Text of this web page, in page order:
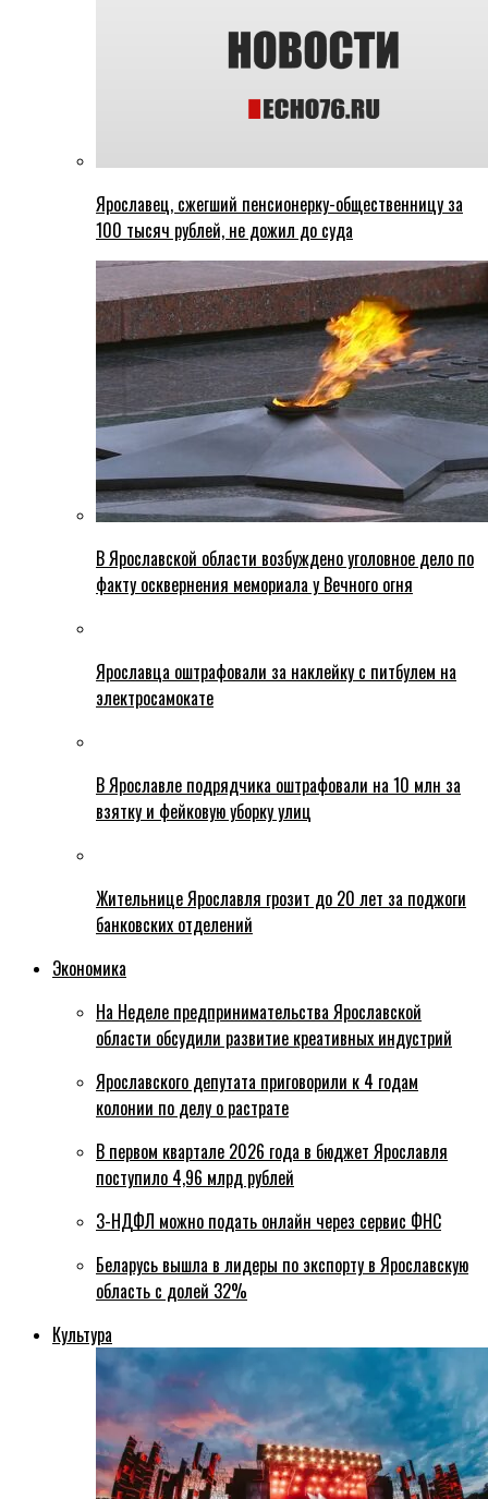
Ярославец, сжегший пенсионерку-общественницу за
100 тысяч рублей, не дожил до суда
В Ярославской области возбуждено уголовное дело по
факту осквернения мемориала у Вечного огня
Ярославца оштрафовали за наклейку с питбулем на
электросамокате
В Ярославле подрядчика оштрафовали на 10 млн за
взятку и фейковую уборку улиц
Жительнице Ярославля грозит до 20 лет за поджоги
банковских отделений
Экономика
На Неделе предпринимательства Ярославской
области обсудили развитие креативных индустрий
Ярославского депутата приговорили к 4 годам
колонии по делу о растрате
В первом квартале 2026 года в бюджет Ярославля
поступило 4,96 млрд рублей
3-НДФЛ можно подать онлайн через сервис ФНС
Беларусь вышла в лидеры по экспорту в Ярославскую
область с долей 32%
Культура